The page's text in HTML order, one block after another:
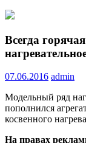
Всегда
07.06.2016 admin
Модельный ряд
пополнился
косвенного
На правах